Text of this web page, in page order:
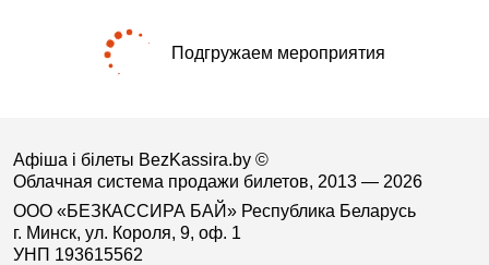
Подгружаем мероприятия
Афіша і білеты BezKassira.by ©
Облачная система продажи билетов, 2013 — 2026
ООО «БЕЗКАССИРА БАЙ» Республика Беларусь
г. Минск, ул. Короля, 9, оф. 1
УНП 193615562